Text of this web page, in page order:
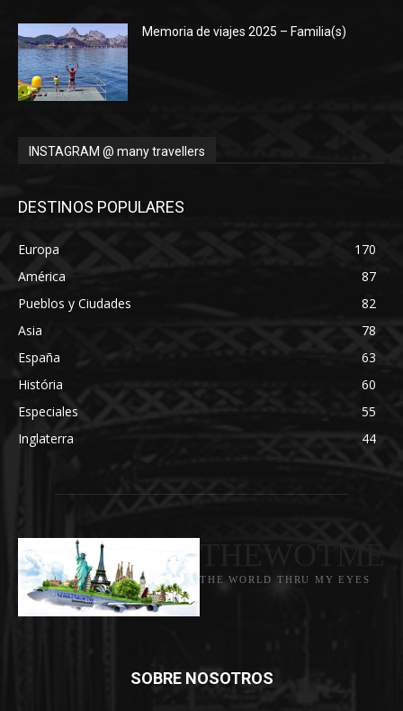
Memoria de viajes 2025 – Familia(s)
INSTAGRAM @ many travellers
DESTINOS POPULARES
Europa
170
América
87
Pueblos y Ciudades
82
Asia
78
España
63
História
60
Especiales
55
Inglaterra
44
THE WORLD THRU MY EYES
SOBRE NOSOTROS